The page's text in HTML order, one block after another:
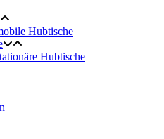
Hubtische
Hubtische